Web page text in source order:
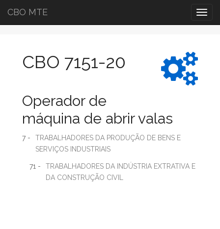
CBO MTE
CBO 7151-20
Operador de
máquina de abrir valas
7 -
TRABALHADORES DA PRODUÇÃO DE BENS E
SERVIÇOS INDUSTRIAIS
71 -
TRABALHADORES DA INDÚSTRIA EXTRATIVA E
DA CONSTRUÇÃO CIVIL